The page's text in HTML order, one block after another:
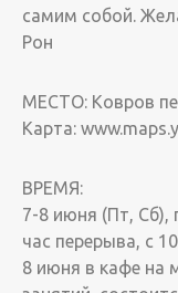
самим собой.
Рон
МЕСТО: Ковров
Карта:
ВРЕМЯ:
7-8 июня (Пт, Сб),
час перерыва, с
8 июня в кафе на